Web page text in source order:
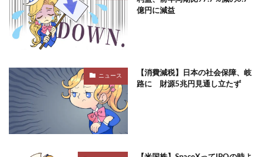
億円に減益
ニュース
【消費減税】日本の社会保障、岐
路に 財源5兆円見通し立たず